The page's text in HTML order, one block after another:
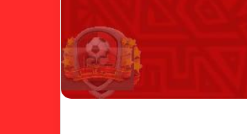
مريخية جديدة بشأن الشكوى